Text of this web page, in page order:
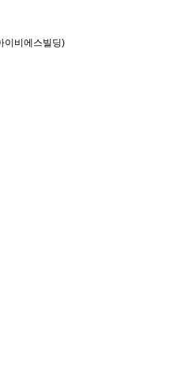
이비에스빌딩)